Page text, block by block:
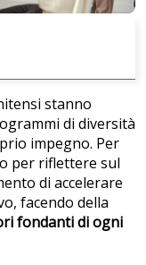
stanno
di diversità
impegno. Per
per riflettere sul
di accelerare
facendo della
fondanti di ogni